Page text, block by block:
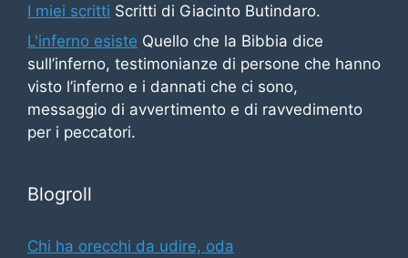
I miei scritti Scritti di Giacinto Butindaro.
L'inferno esiste Quello che la Bibbia dice
sull’inferno, testimonianze di persone che hanno
visto l’inferno e i dannati che ci sono,
messaggio di avvertimento e di ravvedimento
per i peccatori.
Blogroll
Chi ha orecchi da udire, oda